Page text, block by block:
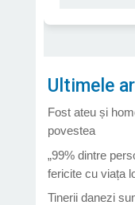
Ultimele
Fost ateu și
povestea
„99% dintre
fericite cu viața
Tinerii danezi